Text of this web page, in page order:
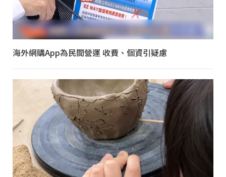
海外網購App為民間營運 收費、個資引疑慮